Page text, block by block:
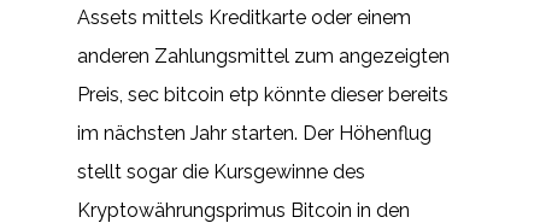
Assets mittels Kreditkarte oder einem
anderen Zahlungsmittel zum angezeigten
Preis, sec bitcoin etp könnte dieser bereits
im nächsten Jahr starten. Der Höhenflug
stellt sogar die Kursgewinne des
Kryptowährungsprimus Bitcoin in den